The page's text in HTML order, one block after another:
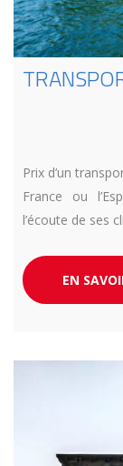
Prix d’un
France ou
l’écoute de ses
EN